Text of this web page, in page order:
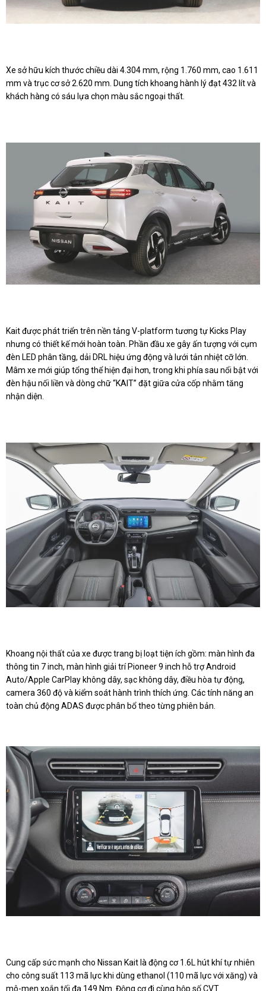
Xe sở hữu kích thước chiều dài 4.304 mm, rộng 1.760 mm, cao 1.611
mm và trục cơ sở 2.620 mm. Dung tích khoang hành lý đạt 432 lít và
khách hàng có sáu lựa chọn màu sắc ngoại thất.
Kait được phát triển trên nền tảng V-platform tương tự Kicks Play
nhưng có thiết kế mới hoàn toàn. Phần đầu xe gây ấn tượng với cụm
đèn LED phân tầng, dải DRL hiệu ứng động và lưới tản nhiệt cỡ lớn.
Mâm xe mới giúp tổng thể hiện đại hơn, trong khi phía sau nổi bật với
đèn hậu nối liền và dòng chữ “KAIT” đặt giữa cửa cốp nhằm tăng
nhận diện.
Khoang nội thất của xe được trang bị loạt tiện ích gồm: màn hình đa
thông tin 7 inch, màn hình giải trí Pioneer 9 inch hỗ trợ Android
Auto/Apple CarPlay không dây, sạc không dây, điều hòa tự động,
camera 360 độ và kiểm soát hành trình thích ứng. Các tính năng an
toàn chủ động ADAS được phân bổ theo từng phiên bản.
Cung cấp sức mạnh cho Nissan Kait là động cơ 1.6L hút khí tự nhiên
cho công suất 113 mã lực khi dùng ethanol (110 mã lực với xăng) và
mô-men xoắn tối đa 149 Nm. Động cơ đi cùng hộp số CVT.